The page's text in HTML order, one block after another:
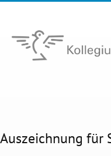
Auszeichnung für